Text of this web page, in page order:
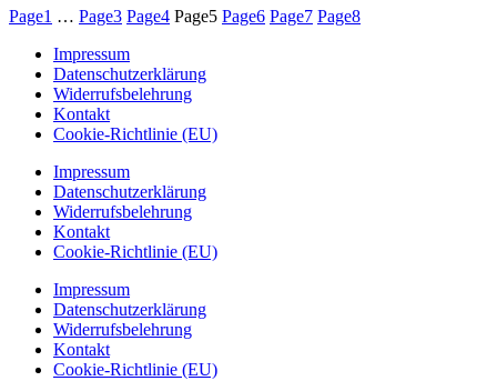
Page1 … Page3 Page4 Page5 Page6 Page7 Page8
Impressum
Datenschutzerklärung
Widerrufsbelehrung
Kontakt
Cookie-Richtlinie (EU)
Impressum
Datenschutzerklärung
Widerrufsbelehrung
Kontakt
Cookie-Richtlinie (EU)
Impressum
Datenschutzerklärung
Widerrufsbelehrung
Kontakt
Cookie-Richtlinie (EU)